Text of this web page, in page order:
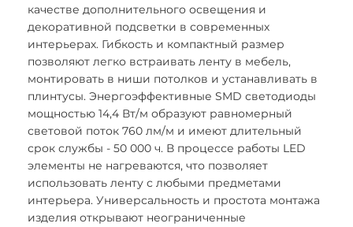
качестве дополнительного освещения и
декоративной подсветки в современных
интерьерах. Гибкость и компактный размер
позволяют легко встраивать ленту в мебель,
монтировать в ниши потолков и устанавливать в
плинтусы. Энергоэффективные SMD светодиоды
мощностью 14,4 Вт/м образуют равномерный
световой поток 760 лм/м и имеют длительный
срок службы - 50 000 ч. В процессе работы LED
элементы не нагреваются, что позволяет
использовать ленту с любыми предметами
интерьера. Универсальность и простота монтажа
изделия открывают неограниченные